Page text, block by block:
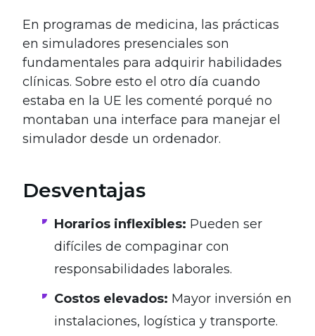
En programas de medicina, las prácticas
en simuladores presenciales son
fundamentales para adquirir habilidades
clínicas. Sobre esto el otro día cuando
estaba en la UE les comenté porqué no
montaban una interface para manejar el
simulador desde un ordenador.
Desventajas
Horarios inflexibles: Pueden ser
difíciles de compaginar con
responsabilidades laborales.
Costos elevados: Mayor inversión en
instalaciones, logística y transporte.